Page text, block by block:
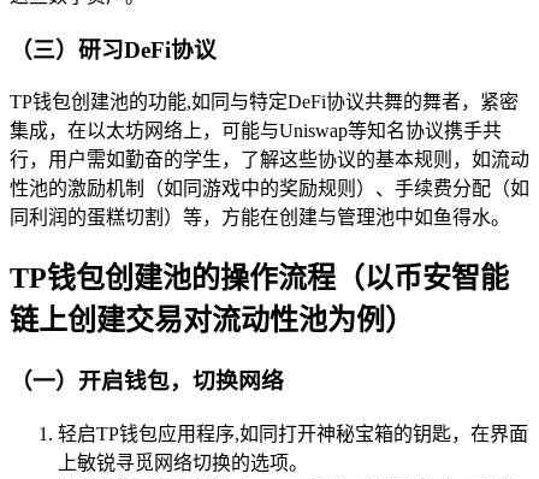
（三）研习DeFi协议
TP钱包创建池的功能,如同与特定DeFi协议共舞的舞者，紧密
集成，在以太坊网络上，可能与Uniswap等知名协议携手共
行，用户需如勤奋的学生，了解这些协议的基本规则，如流动
性池的激励机制（如同游戏中的奖励规则）、手续费分配（如
同利润的蛋糕切割）等，方能在创建与管理池中如鱼得水。
TP钱包创建池的操作流程（以币安智能
链上创建交易对流动性池为例）
（一）开启钱包，切换网络
轻启TP钱包应用程序,如同打开神秘宝箱的钥匙，在界面
上敏锐寻觅网络切换的选项。